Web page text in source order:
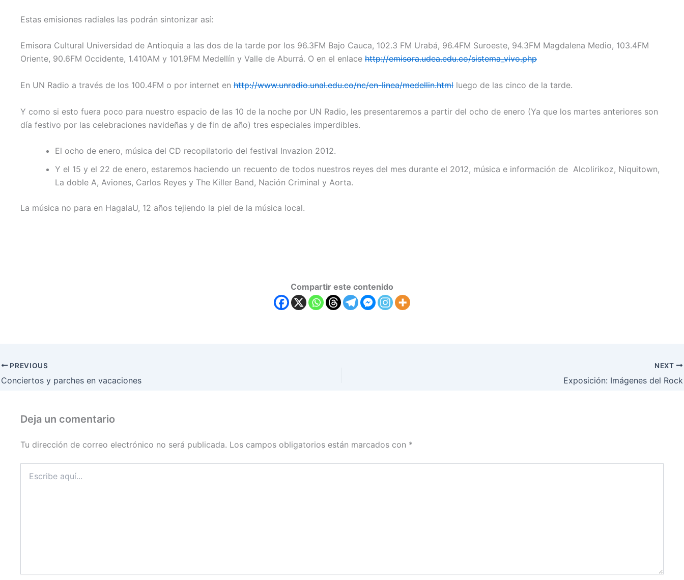
Estas emisiones radiales las podrán sintonizar así:
Emisora Cultural Universidad de Antioquia a las dos de la tarde por los 96.3FM Bajo Cauca, 102.3 FM Urabá, 96.4FM Suroeste, 94.3FM Magdalena Medio, 103.4FM
Oriente, 90.6FM Occidente, 1.410AM y 101.9FM Medellín y Valle de Aburrá. O en el enlace http://emisora.udea.edu.co/sistema_vivo.php
En UN Radio a través de los 100.4FM o por internet en http://www.unradio.unal.edu.co/nc/en-linea/medellin.html luego de las cinco de la tarde.
Y como si esto fuera poco para nuestro espacio de las 10 de la noche por UN Radio, les presentaremos a partir del ocho de enero (Ya que los martes anteriores son
día festivo por las celebraciones navideñas y de fin de año) tres especiales imperdibles.
El ocho de enero, música del CD recopilatorio del festival Invazion 2012.
Y el 15 y el 22 de enero, estaremos haciendo un recuento de todos nuestros reyes del mes durante el 2012, música e información de Alcolirikoz, Niquitown,
La doble A, Aviones, Carlos Reyes y The Killer Band, Nación Criminal y Aorta.
La música no para en HagalaU, 12 años tejiendo la piel de la música local.
Compartir este contenido
PREVIOUS
Conciertos y parches en vacaciones
NEXT
Exposición: Imágenes del Rock
Deja un comentario
Tu dirección de correo electrónico no será publicada. Los campos obligatorios están marcados con *
aquí...